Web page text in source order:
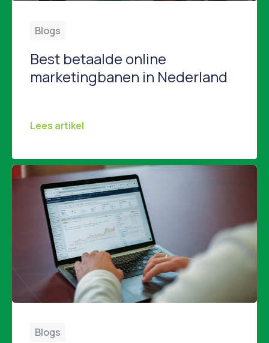
Blogs
Best betaalde online
marketingbanen in Nederland
Lees artikel
Blogs